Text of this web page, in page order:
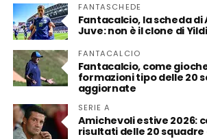
FANTASCHEDE
Fantacalcio, la scheda
Juve: non è il clone di
FANTACALCIO
Fantacalcio, come
formazioni tipo delle 20
aggiornate
SERIE A
Amichevoli estive 2026:
risultati delle 20 squadre